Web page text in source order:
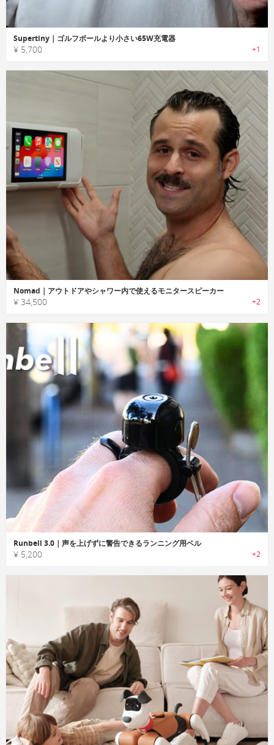
Supertiny｜ゴルフボールより小さい65W充電器
¥ 5,700 +1
Nomad｜アウトドアやシャワー内で使えるモニタースピーカー
¥ 34,500 +2
Runbell 3.0｜声を上げずに警告できるランニング用ベル
¥ 5,200 +2